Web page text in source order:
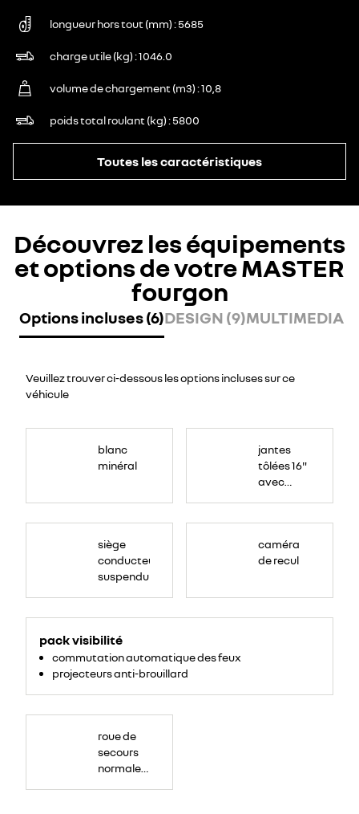
longueur hors tout (mm) 5685
charge utile (kg) 1046.0
volume de chargement (m3) 10,8
poids total roulant (kg) 5800
Toutes les caractéristiques
Découvrez les équipements
et options de votre MASTER
fourgon
Options incluses (6)DESIGN (9)MULTIMEDIA
Veuillez trouver ci-dessous les options incluses sur ce
véhicule
blanc
minéral
jantes
tôlées 16"
avec
siège
conducteur
suspendu
anti-
brouillard</li>
<li>commutation
des
</ul>
pack visibilité
commutation automatique des feux
projecteurs anti-brouillard
caméra
de recul
roue de
secours
normale